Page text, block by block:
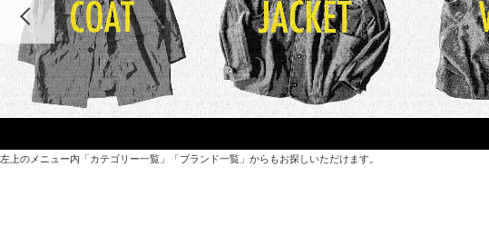
左上のメニュー内「カテゴリー一覧」「ブランド一覧」からもお探しいただけます。